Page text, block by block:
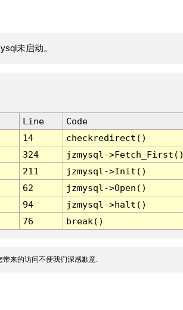
未启动。
Line
Code
14
checkredirect()
324
jzmysql-
211
jzmysql->Init()
62
jzmysql->Open()
94
jzmysql->halt()
76 break()
来的访问不便我们深感歉意.